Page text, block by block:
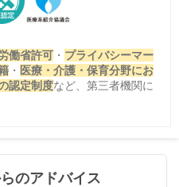
働省許可・ プライバシーマー
・ 医療・介護・保育分野にお
認定制度など、第三者機関に
のアドバイス